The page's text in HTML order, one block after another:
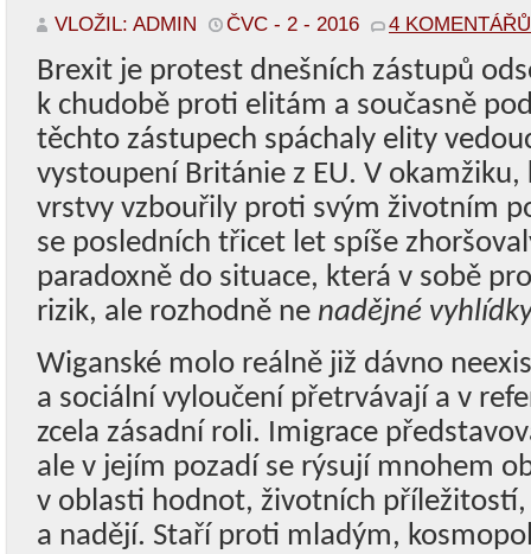
VLOŽIL: ADMIN ČVC - 2 - 2016 4 KOMENTÁŘŮ
Brexit je protest dnešních zástupů
k chudobě proti elitám a současně
těchto zástupech spáchaly elity
vystoupení Británie z EU. V
vrstvy vzbouřily proti svým životním
se posledních třicet let spíše
paradoxně do situace, která v sobě
rizik, ale rozhodně ne nadějné
Wiganské molo reálně již dávno
a sociální vyloučení přetrvávají a v
zcela zásadní roli. Imigrace
ale v jejím pozadí se rýsují mnohem
v oblasti hodnot, životních příležitostí,
a nadějí. Staří proti mladým,